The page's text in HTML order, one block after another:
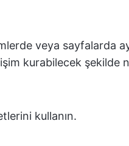
veya sayfalarda
kurabilecek şekilde
kullanın.